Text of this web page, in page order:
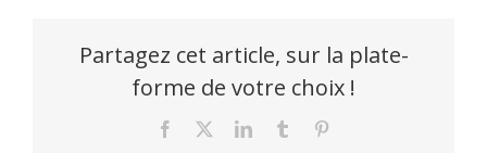
Partagez cet article, sur la plate-
forme de votre choix !
Facebook LinkedInTumblr